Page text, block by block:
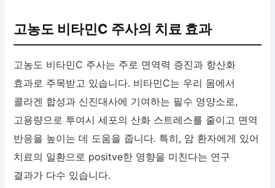
고농도 비타민C 주사의 치료 효과
고농도 비타민C 주사는 주로 면역력 증진과 항산화
효과로 주목받고 있습니다. 비타민C는 우리 몸에서
콜라겐 합성과 신진대사에 기여하는 필수 영양소로,
고용량으로 투여시 세포의 산화 스트레스를 줄이고 면역
반응을 높이는 데 도움을 줍니다. 특히, 암 환자에게 있어
치료의 일환으로 positve한 영향을 미친다는 연구
결과가 다수 있습니다.